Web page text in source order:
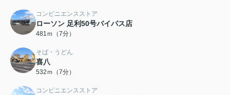
コンビニエンスストア
ローソン 足利50号バイパス店
481ｍ（7分）
そば・うどん
喜八
532ｍ（7分）
コンビニエンスストア